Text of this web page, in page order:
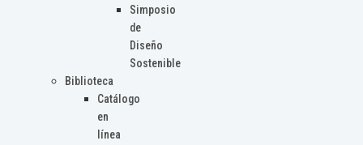
Simposio
de
Diseño
Sostenible
Biblioteca
Catálogo
en
línea